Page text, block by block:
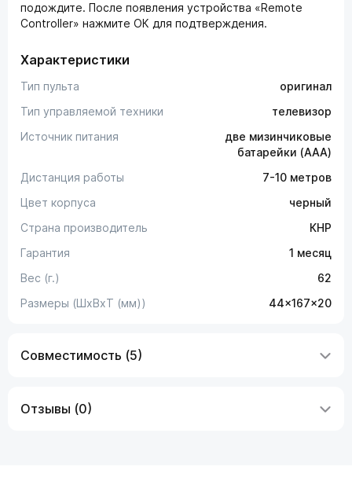
подождите. После появления устройства «Remote
Controller» нажмите ОК для подтверждения.
Характеристики
Тип пульта
оригинал
Тип управляемой техники
телевизор
Источник питания
две мизинчиковые
батарейки (AAA)
Дистанция работы
7-10 метров
Цвет корпуса
черный
Страна производитель
КНР
Гарантия
1 месяц
Вес (г.)
62
Размеры (ШxВxТ (мм))
44x167x20
Совместимость (5)
Отзывы (0)